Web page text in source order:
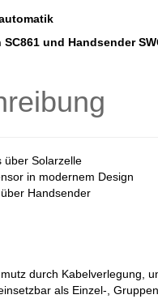
und Handsender
über Solarzelle
in modernem Design
Handsender
durch Kabelverlegung,
als Einzel-,